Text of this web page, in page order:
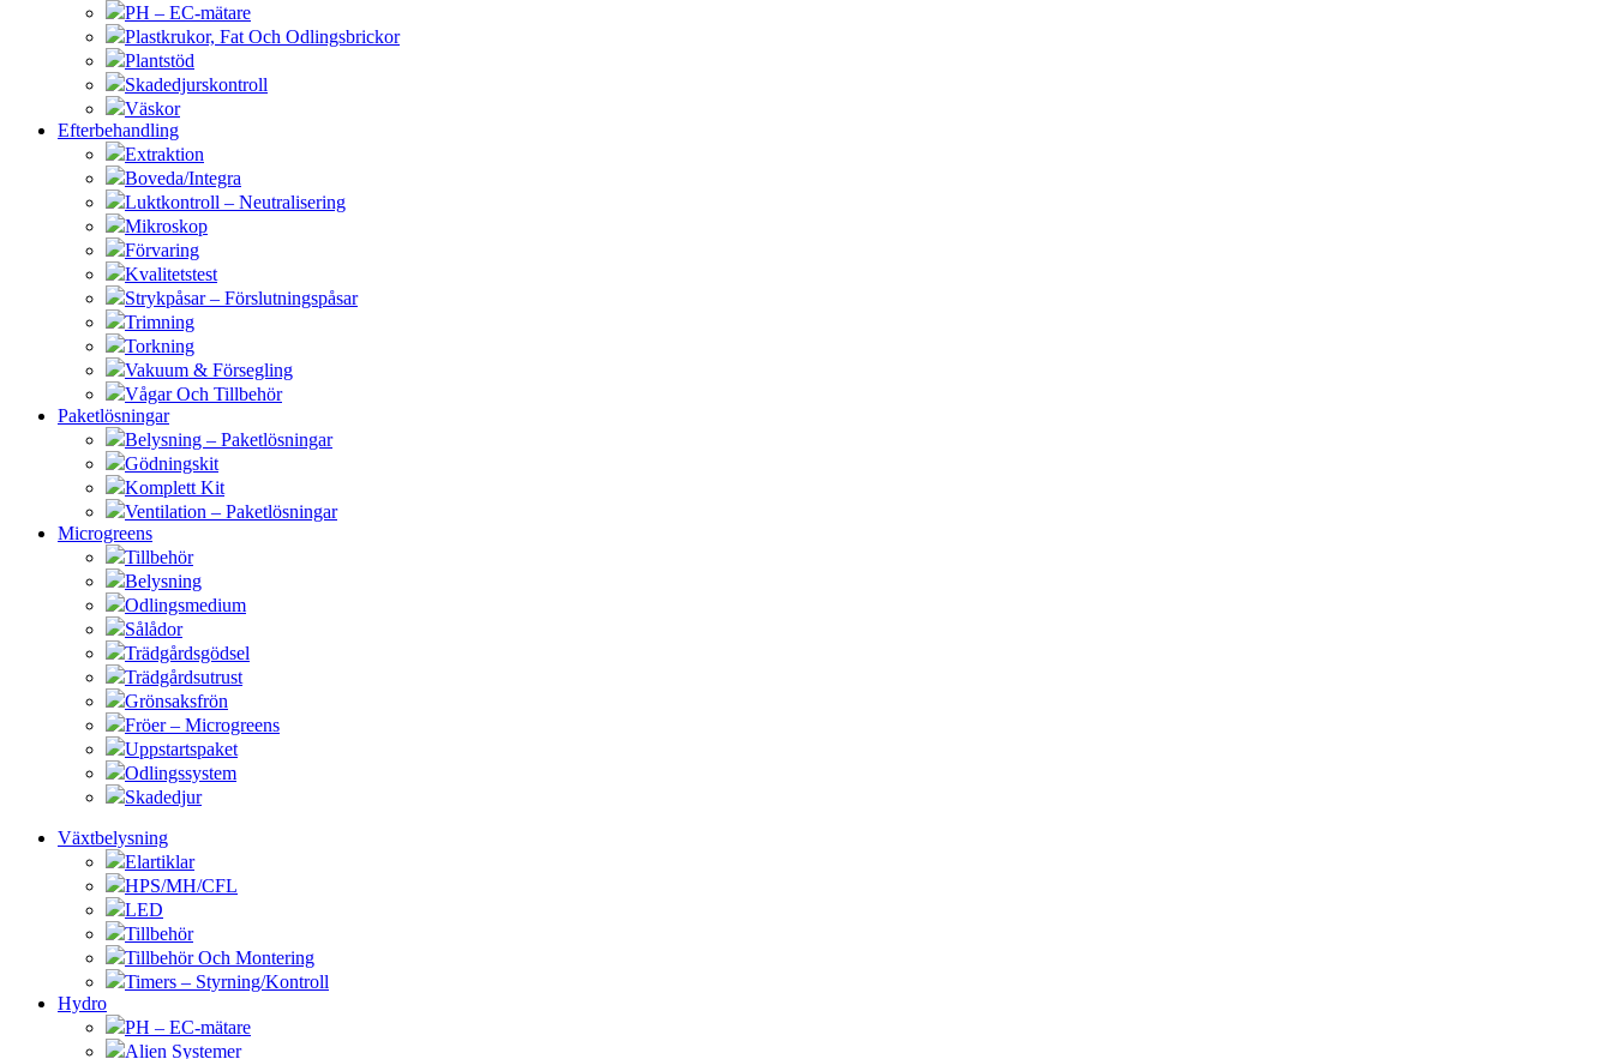
PH – EC-mätare
Plastkrukor, Fat Och Odlingsbrickor
Plantstöd
Skadedjurskontroll
Väskor
Efterbehandling
Extraktion
Boveda/Integra
Luktkontroll – Neutralisering
Mikroskop
Förvaring
Kvalitetstest
Strykpåsar – Förslutningspåsar
Trimning
Torkning
Vakuum & Försegling
Vågar Och Tillbehör
Paketlösningar
Belysning – Paketlösningar
Gödningskit
Komplett Kit
Ventilation – Paketlösningar
Microgreens
Tillbehör
Belysning
Odlingsmedium
Sålådor
Trädgårdsgödsel
Trädgårdsutrust
Grönsaksfrön
Fröer – Microgreens
Uppstartspaket
Odlingssystem
Skadedjur
Växtbelysning
Elartiklar
HPS/MH/CFL
LED
Tillbehör
Tillbehör Och Montering
Timers – Styrning/Kontroll
Hydro
PH – EC-mätare
Alien Systemer